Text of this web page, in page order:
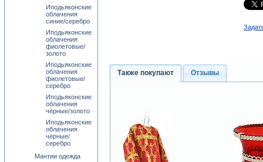
Также покупают Отзывы
Иподьяконские
облачения
синие/серебро
Иподьяконские
облачения
фиолетовые/
золото
Иподьяконские
облачения
фиолетовые/
серебро
Иподьяконские
облачения
чёрные/золото
Иподьяконские
облачения
чёрные/
серебро
Мантии одежда